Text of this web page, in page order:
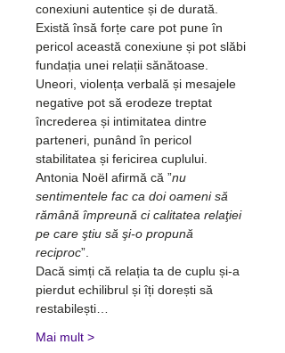
conexiuni autentice și de durată.
Există însă forțe care pot pune în
pericol această conexiune și pot slăbi
fundația unei relații sănătoase.
Uneori, violența verbală și mesajele
negative pot să erodeze treptat
încrederea și intimitatea dintre
parteneri, punând în pericol
stabilitatea și fericirea cuplului.
Antonia Noёl afirmă că ”nu
sentimentele fac ca doi oameni să
rămână împreună ci calitatea relaţiei
pe care ştiu să şi-o propună
reciproc”.
Dacă simți că relația ta de cuplu și-a
pierdut echilibrul și îți dorești să
restabilești…
Mai mult >